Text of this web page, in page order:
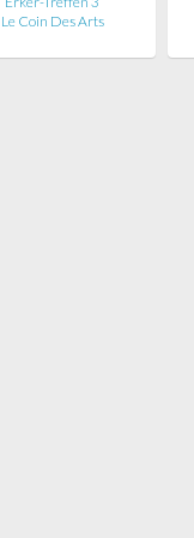
Le Coin Des Arts